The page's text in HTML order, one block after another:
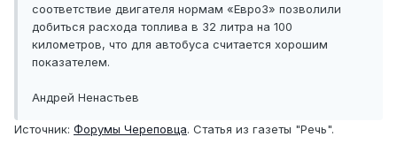
соответствие двигателя нормам «Евро3» позволили
добиться расхода топлива в 32 литра на 100
километров, что для автобуса считается хорошим
показателем.
Андрей Ненастьев
Источник: Форумы Череповца. Статья из газеты "Речь".